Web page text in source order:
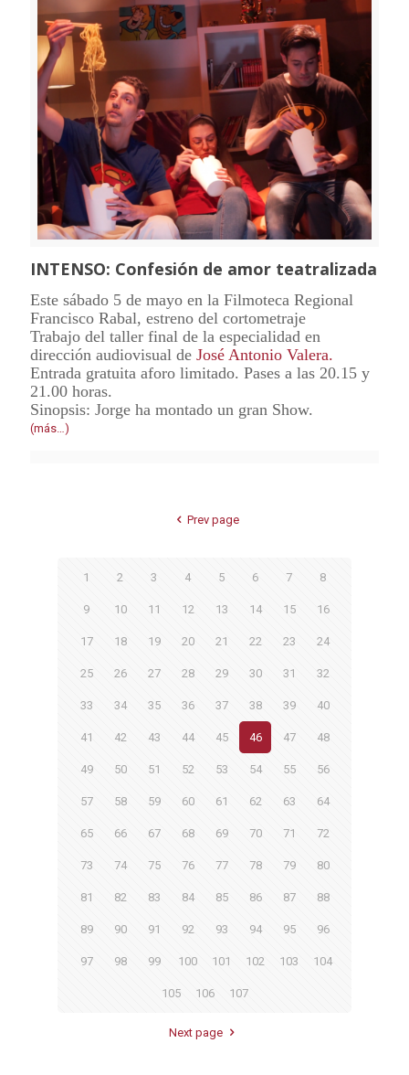
INTENSO: Confesión de amor teatralizada
Este sábado 5 de mayo en la Filmoteca Regional
Francisco Rabal, estreno del cortometraje
Trabajo del taller final de la especialidad en
dirección audiovisual de José Antonio Valera.
Entrada gratuita aforo limitado. Pases a las 20.15 y
21.00 horas.
Sinopsis: Jorge ha montado un gran Show.
(más…)
Prev page
1 2 3 4 5 6 7 8
9 10 11 12 13 14 15 16
17 18 19 20 21 22 23 24
25 26 27 28 29 30 31 32
33 34 35 36 37 38 39 40
41 42 43 44 45 46 47 48
49 50 51 52 53 54 55 56
57 58 59 60 61 62 63 64
65 66 67 68 69 70 71 72
73 74 75 76 77 78 79 80
81 82 83 84 85 86 87 88
89 90 91 92 93 94 95 96
97 98 99 100 101 102 103 104
105 106 107
Next page